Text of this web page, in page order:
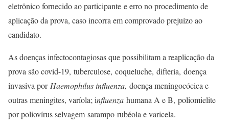
eletrônico fornecido ao participante e erro no procedimento de
aplicação da prova, caso incorra em comprovado prejuízo ao
candidato.
As doenças infectocontagiosas que possibilitam a reaplicação da
prova são covid-19, tuberculose, coqueluche, difteria, doença
invasiva por Haemophilus influenza, doença meningocócica e
outras meningites, varíola; influenza humana A e B, poliomielite
por poliovírus selvagem sarampo rubéola e varicela.